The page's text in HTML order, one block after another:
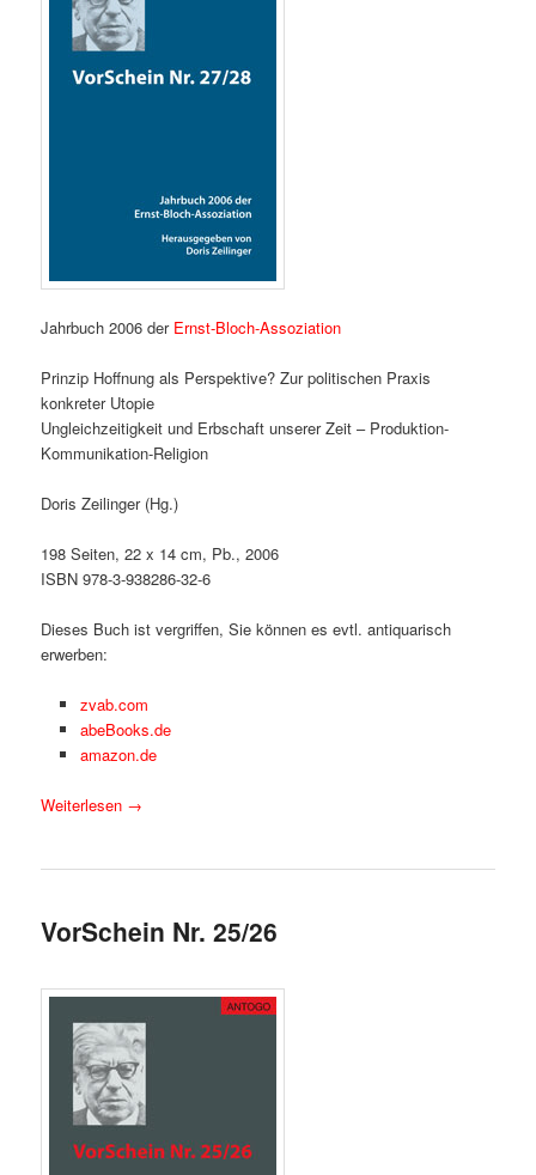
Jahrbuch 2006 der Ernst-Bloch-Assoziation
Prinzip Hoffnung als Perspektive? Zur politischen Praxis
konkreter Utopie
Ungleichzeitigkeit und Erbschaft unserer Zeit – Produktion-
Kommunikation-Religion
Doris Zeilinger (Hg.)
198 Seiten, 22 x 14 cm, Pb., 2006
ISBN 978-3-938286-32-6
Dieses Buch ist vergriffen, Sie können es evtl. antiquarisch
erwerben:
zvab.com
abeBooks.de
amazon.de
Weiterlesen →
VorSchein Nr. 25/26